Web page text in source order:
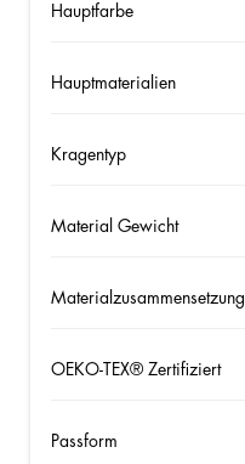
Hauptfarbe
Hauptmaterialien
Kragentyp
Material Gewicht
Materialzusammensetzung
OEKO-TEX® Zertifiziert
Passform